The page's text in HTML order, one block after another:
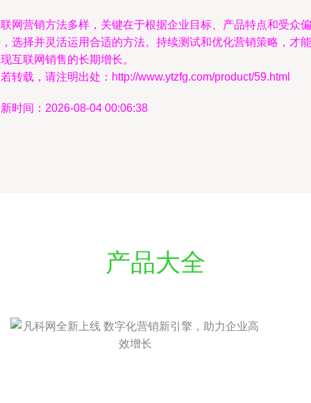
网营销方法多样，关键在于根据企业目标、产品特点和受众偏
选择并灵活运用合适的方法。持续测试和优化营销策略，才能
互联网销售的长期增长。
转载，请注明出处：http://www.ytzfg.com/product/59.html
时间：2026-08-04 00:06:38
产品大全